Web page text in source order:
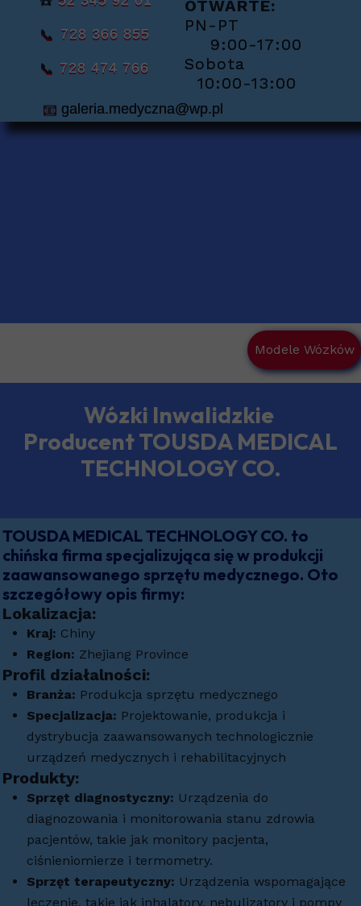
📧 galeria.medyczna@wp.pl
📞 728 366 855
📞 728 474 766
OTWARTE:
PN-PT
9:00-17:00
Sobota
10:00-13:00
Modele Wózków
Wózki Inwalidzkie
Producent TOUSDA MEDICAL
TECHNOLOGY CO.
TOUSDA MEDICAL TECHNOLOGY CO. to
chińska firma specjalizująca się w produkcji
zaawansowanego sprzętu medycznego. Oto
szczegółowy opis firmy:
Lokalizacja:
Kraj: Chiny
Region: Zhejiang Province
Profil działalności:
Branża: Produkcja sprzętu medycznego
Specjalizacja: Projektowanie, produkcja i
dystrybucja zaawansowanych technologicznie
urządzeń medycznych i rehabilitacyjnych
Produkty:
Sprzęt diagnostyczny: Urządzenia do
diagnozowania i monitorowania stanu zdrowia
pacjentów, takie jak monitory pacjenta,
ciśnieniomierze i termometry.
Sprzęt terapeutyczny: Urządzenia wspomagające
leczenie, takie jak inhalatory, nebulizatory i pompy